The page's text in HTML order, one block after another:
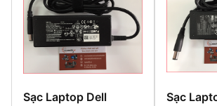
Sạc Laptop Dell
Sạc